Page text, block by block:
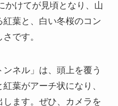
かけてが見頃となり、山
葉と、白い冬桜のコン
です。
ネル」は、頭上を覆う
葉がアーチ状になり、
ます。ぜひ、カメラを